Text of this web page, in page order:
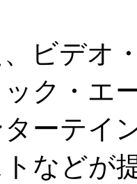
ビデオ
ク・エ
ーテイ
などが